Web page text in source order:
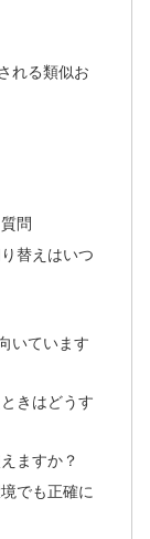
れる類似お
問
替えはいつ
いています
きはどうす
ますか？
でも正確に